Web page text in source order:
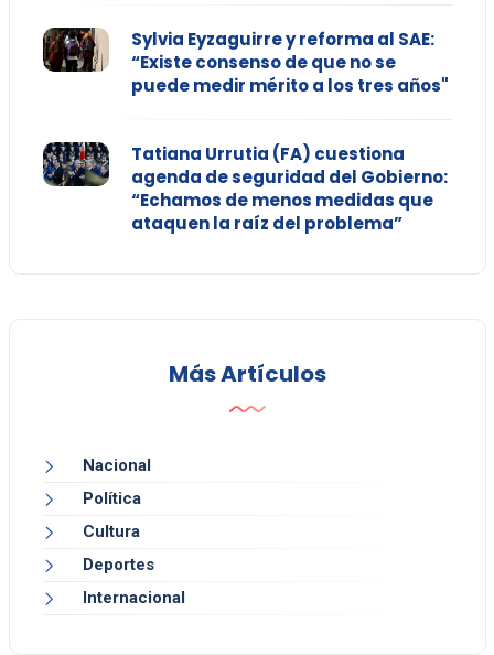
Sylvia Eyzaguirre y reforma al SAE:
“Existe consenso de que no se
puede medir mérito a los tres años"
Tatiana Urrutia (FA) cuestiona
agenda de seguridad del Gobierno:
“Echamos de menos medidas que
ataquen la raíz del problema”
Más Artículos
Nacional
Política
Cultura
Deportes
Internacional